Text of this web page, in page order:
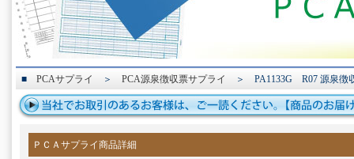
■ PCAサプライ ＞ PCA源泉徴収票サプライ ＞ PA1133G R07 源泉徴
ＰＣＡサプライ商品詳細